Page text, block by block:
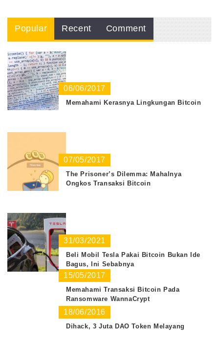
Popular Recent Comment
06/06/2017
Memahami Kerasnya Lingkungan Bitcoin
07/05/2017
The Prisoner’s Dilemma: Mahalnya
Ongkos Transaksi Bitcoin
31/03/2021
Beli Mobil Tesla Pakai Bitcoin Bukan Ide
Bagus, Ini Sebabnya
15/05/2017
Memahami Transaksi Bitcoin Pada
Ransomware WannaCrypt
18/06/2016
Dihack, 3 Juta DAO Token Melayang